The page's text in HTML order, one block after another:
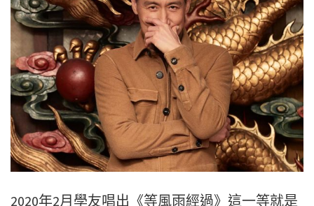
2020年2月學友唱出《等風雨經過》這一等就是